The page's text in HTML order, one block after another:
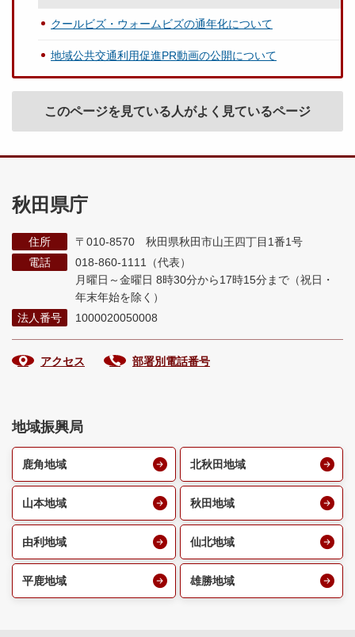
クールビズ・ウォームビズの通年化について
地域公共交通利用促進PR動画の公開について
このページを見ている人がよく見ているページ
秋田県庁
住所
〒010-8570 秋田県秋田市山王四丁目1番1号
電話
018-860-1111（代表）
月曜日～金曜日 8時30分から17時15分まで （祝日・
年末年始を除く）
法人番号
1000020050008
アクセス 部署別電話番号
地域振興局
鹿角地域 北秋田地域
山本地域 秋田地域
由利地域 仙北地域
平鹿地域 雄勝地域